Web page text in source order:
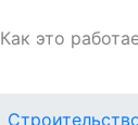
Как это